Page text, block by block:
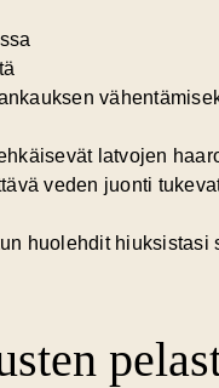
latvojen
veden juonti
huolehdit